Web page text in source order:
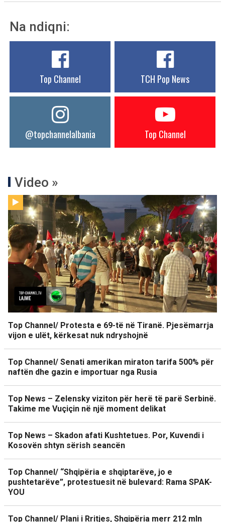
Na ndiqni:
Top Channel TCH Pop News
@topchannelalbania Top Channel
Video »
Top Channel/ Protesta e 69-të në Tiranë. Pjesëmarrja
vijon e ulët, kërkesat nuk ndryshojnë
Top Channel/ Senati amerikan miraton tarifa 500% për
naftën dhe gazin e importuar nga Rusia
Top News – Zelensky viziton për herë të parë Serbinë.
Takime me Vuçiçin në një moment delikat
Top News – Skadon afati Kushtetues. Por, Kuvendi i
Kosovën shtyn sërish seancën
Top Channel/ “Shqipëria e shqiptarëve, jo e
pushtetarëve”, protestuesit në bulevard: Rama SPAK-
YOU
Top Channel/ Plani i Rritjes, Shqipëria merr 212 mln